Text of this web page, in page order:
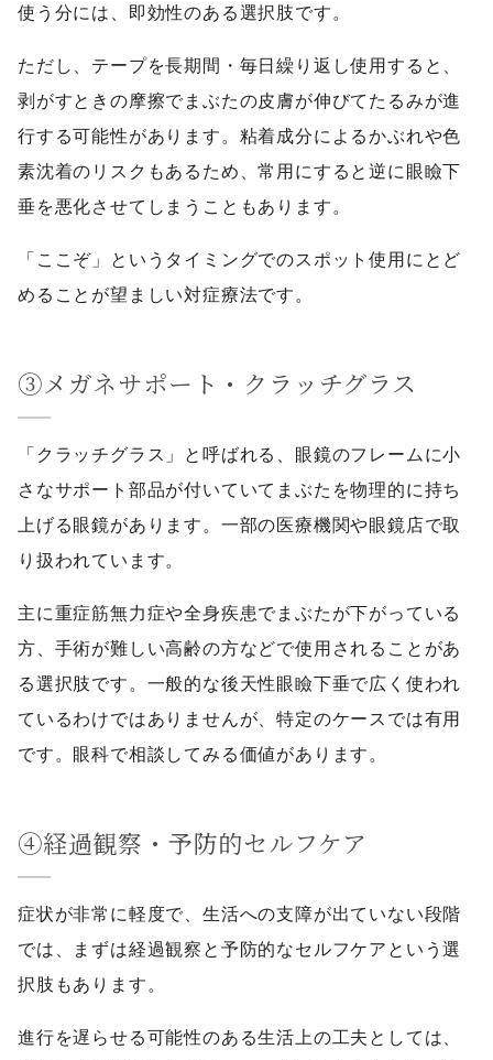
使う分には、即効性のある選択肢です。
ただし、テープを長期間・毎日繰り返し使用すると、
剥がすときの摩擦でまぶたの皮膚が伸びてたるみが進
行する可能性があります。粘着成分によるかぶれや色
素沈着のリスクもあるため、常用にすると逆に眼瞼下
垂を悪化させてしまうこともあります。
「ここぞ」というタイミングでのスポット使用にとど
めることが望ましい対症療法です。
③メガネサポート・クラッチグラス
「クラッチグラス」と呼ばれる、眼鏡のフレームに小
さなサポート部品が付いていてまぶたを物理的に持ち
上げる眼鏡があります。一部の医療機関や眼鏡店で取
り扱われています。
主に重症筋無力症や全身疾患でまぶたが下がっている
方、手術が難しい高齢の方などで使用されることがあ
る選択肢です。一般的な後天性眼瞼下垂で広く使われ
ているわけではありませんが、特定のケースでは有用
です。眼科で相談してみる価値があります。
④経過観察・予防的セルフケア
症状が非常に軽度で、生活への支障が出ていない段階
では、まずは経過観察と予防的なセルフケアという選
択肢もあります。
進行を遅らせる可能性のある生活上の工夫としては、